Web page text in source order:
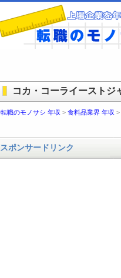
コカ・コーライースト
転職のモノサシ 年収 > 食料品業界 年収 >
スポンサードリンク